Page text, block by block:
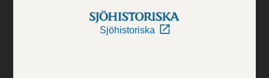
Sjöhistoriska